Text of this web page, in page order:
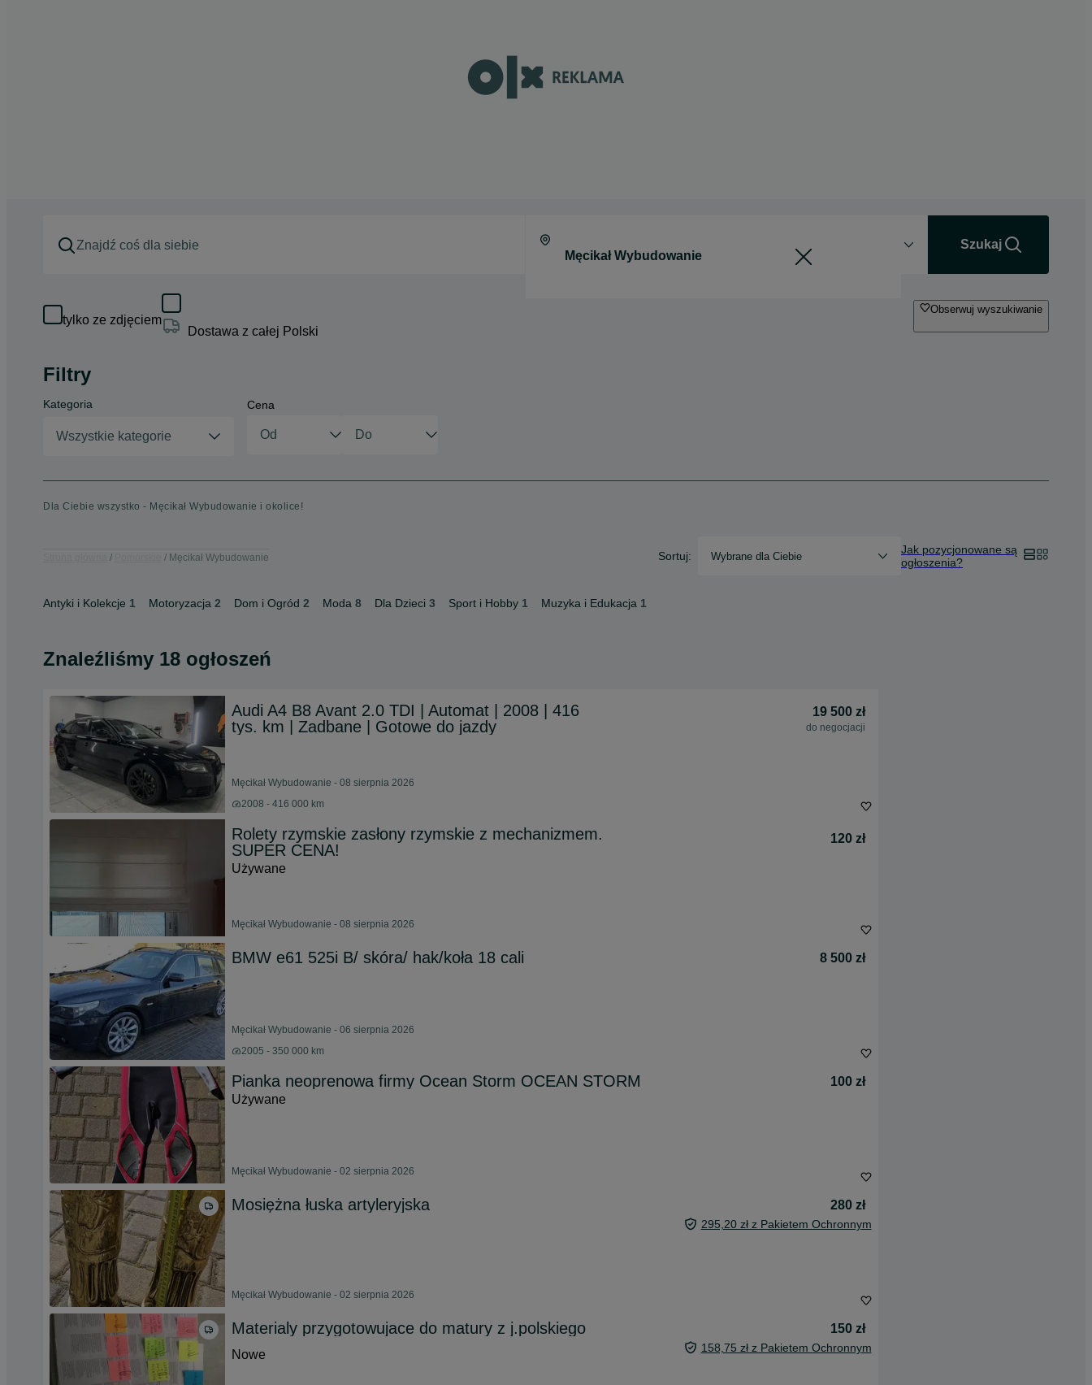
Szukaj
tylko ze zdjęciem
Dostawa z całej Polski
Obserwuj wyszukiwanie
Filtry
Kategoria
Wszystkie kategorie
Cena
Dla Ciebie wszystko - Męcikał Wybudowanie i okolice!
Męcikał Wybudowanie Sortuj: Wybrane dla Ciebie
Jak pozycjonowane są
ogłoszenia?
Antyki i Kolekcje 1 Motoryzacja 2 Dom i Ogród 2 Moda 8 Dla Dzieci 3 Sport i Hobby 1 Muzyka i Edukacja 1
Znaleźliśmy 18 ogłoszeń
Audi A4 B8 Avant 2.0 TDI | Automat | 2008 | 416
tys. km | Zadbane | Gotowe do jazdy
19 500 zł
do negocjacji
Męcikał Wybudowanie - 08 sierpnia 2026
2008 - 416 000 km
Rolety rzymskie zasłony rzymskie z mechanizmem.
SUPER CENA!
120 zł
Używane
Męcikał Wybudowanie - 08 sierpnia 2026
BMW e61 525i B/ skóra/ hak/koła 18 cali 8 500 zł
Męcikał Wybudowanie - 06 sierpnia 2026
2005 - 350 000 km
Pianka neoprenowa firmy Ocean Storm OCEAN STORM
100 zł
Używane
Męcikał Wybudowanie - 02 sierpnia 2026
Mosiężna łuska artyleryjska 280 zł
295,20 zł z Pakietem Ochronnym
Męcikał Wybudowanie - 02 sierpnia 2026
Materialy przygotowujace do matury z j.polskiego
150 zł
Nowe
158,75 zł z Pakietem Ochronnym